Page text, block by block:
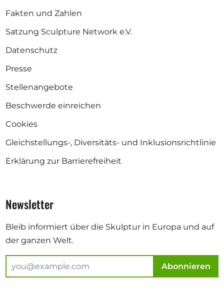
Fakten und Zahlen
Satzung Sculpture Network e.V.
Datenschutz
Presse
Stellenangebote
Beschwerde einreichen
Cookies
Gleichstellungs-, Diversitäts- und Inklusionsrichtlinie
Erklärung zur Barrierefreiheit
Newsletter
Bleib informiert über die Skulptur in Europa und auf
der ganzen Welt.
Abonnieren